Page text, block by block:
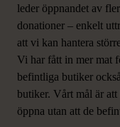
leder öppnandet av
donationer – enkelt
att vi kan hantera
Vi har fått in mer mat
befintliga butiker
butiker. Vårt mål är
öppna utan att de